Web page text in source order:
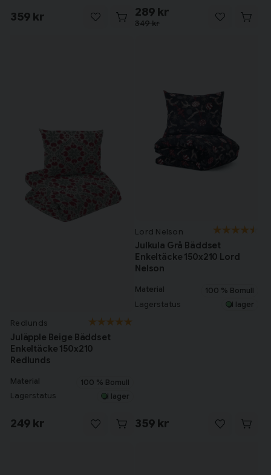
359 kr 349 kr
289 kr
Redlunds
Juläpple Beige Bäddset
Enkeltäcke 150x210
Redlunds
Material 100 % Bomull
Lagerstatus I lager
249 kr
Lord Nelson
Julkula Grå Bäddset
Enkeltäcke 150x210 Lord
Nelson
Material 100 % Bomull
Lagerstatus I lager
359 kr